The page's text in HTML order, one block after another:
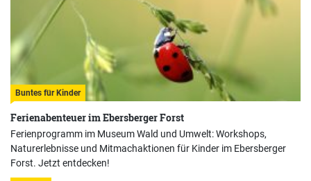
Buntes für Kinder
Ferienabenteuer im Ebersberger Forst
Ferienprogramm im Museum Wald und Umwelt: Workshops,
Naturerlebnisse und Mitmachaktionen für Kinder im Ebersberger
Forst. Jetzt entdecken!